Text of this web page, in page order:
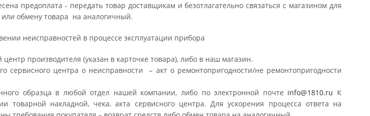
предоплата - передать товар доставщикам и безотлагательно связаться с магазином для
обмену товара на аналогичный.
неисправностей в процессе эксплуатации прибора
производителя (указан в карточке товара), либо в наш магазин.
сервисного центра о неисправности – акт о ремонтопригодности/не ремонтопригодности
образца в любой отдел нашей компании, либо по электронной почте info@1810.ru К
накладной, чека, акта сервисного центра. Для ускорения процесса ответа на